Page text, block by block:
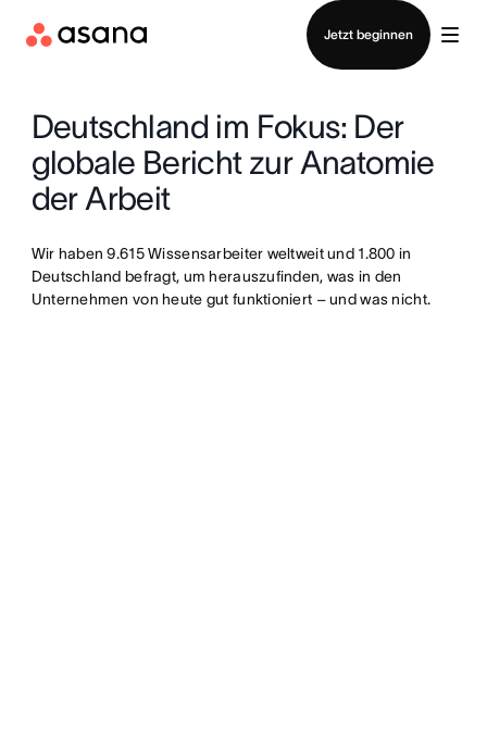
Jetzt beginnen
Vertrieb kontaktieren
Deutschland im Fokus: Der
globale Bericht zur Anatomie
der Arbeit
Wir haben 9.615 Wissensarbeiter weltweit und 1.800 in
Deutschland befragt, um herauszufinden, was in den
Unternehmen von heute gut funktioniert – und was nicht.